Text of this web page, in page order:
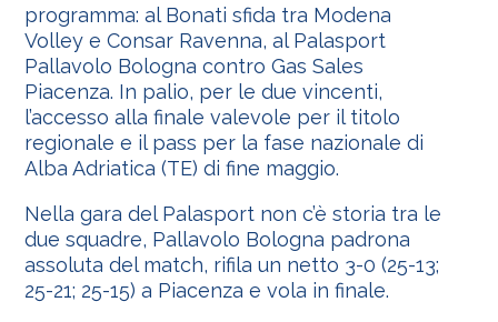
programma: al Bonati sfida tra Modena
Volley e Consar Ravenna, al Palasport
Pallavolo Bologna contro Gas Sales
Piacenza. In palio, per le due vincenti,
l’accesso alla finale valevole per il titolo
regionale e il pass per la fase nazionale di
Alba Adriatica (TE) di fine maggio.
Nella gara del Palasport non c’è storia tra le
due squadre, Pallavolo Bologna padrona
assoluta del match, rifila un netto 3-0 (25-13;
25-21; 25-15) a Piacenza e vola in finale.